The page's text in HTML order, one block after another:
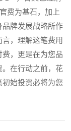
费为基石，加上
品牌发展战略所作
，理解这笔费用
，更是在为您品
在行动之前，花
始投资必将为您